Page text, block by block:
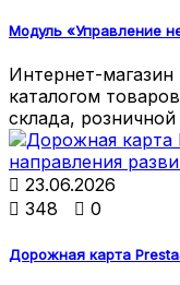
Модуль «Управление
Интернет-
каталогом
склада, розничной
 23.06.2026
 348  0
Дорожная карта